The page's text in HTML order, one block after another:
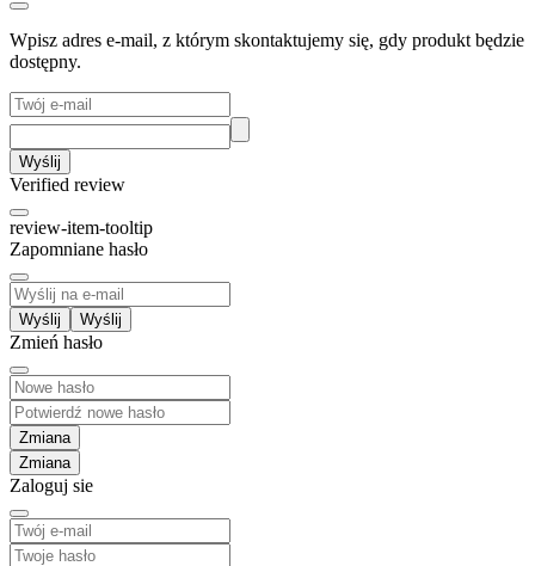
Wpisz adres e-mail, z którym skontaktujemy się, gdy produkt będzie
dostępny.
Wyślij
Verified review
review-item-tooltip
Zapomniane hasło
Wyślij
Zmień hasło
Zmiana
Zaloguj sie